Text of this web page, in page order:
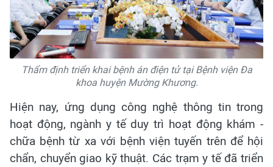
Thẩm định triển khai bệnh án điện tử tại Bệnh viện Đa
khoa huyện Mường Khương.
Hiện nay, ứng dụng công nghệ thông tin trong
hoạt động, ngành y tế duy trì hoạt động khám -
chữa bệnh từ xa với bệnh viện tuyến trên để hội
chẩn, chuyển giao kỹ thuật. Các trạm y tế đã triển